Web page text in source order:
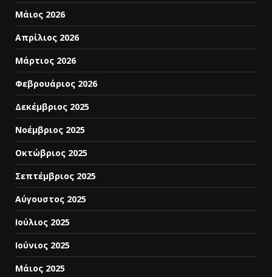
Μάιος 2026
Απρίλιος 2026
Μάρτιος 2026
Φεβρουάριος 2026
Δεκέμβριος 2025
Νοέμβριος 2025
Οκτώβριος 2025
Σεπτέμβριος 2025
Αύγουστος 2025
Ιούλιος 2025
Ιούνιος 2025
Μάιος 2025